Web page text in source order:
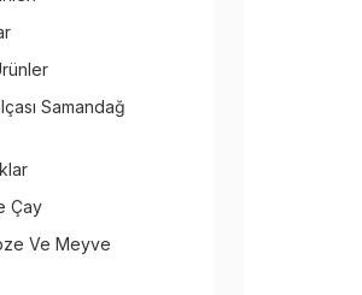
Samandağ
Çay
Ve Meyve